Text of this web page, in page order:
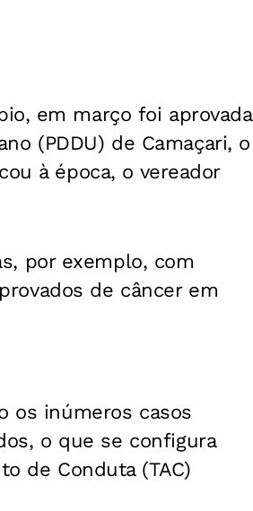
em março foi aprovada
(PDDU) de Camaçari, o
à época, o vereador
por exemplo, com
de câncer em
os inúmeros casos
o que se configura
de Conduta (TAC)